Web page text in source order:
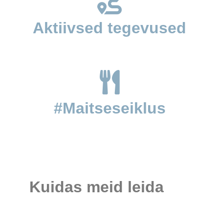
Aktiivsed tegevused
#Maitseseiklus
Kuidas meid leida